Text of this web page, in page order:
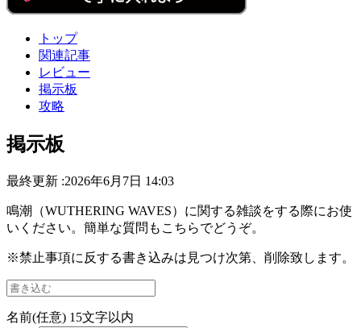
トップ
関連記事
レビュー
掲示板
攻略
掲示板
最終更新 :2026年6月7日 14:03
鳴潮（WUTHERING WAVES）に関する雑談をする際にお使
いください。簡単な質問もこちらでどうぞ。
※禁止事項に反する書き込みは見つけ次第、削除致します。
名前(任意) 15文字以内